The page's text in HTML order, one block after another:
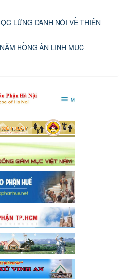
LỪNG DANH NÓI VỀ THIÊN
HỒNG ÂN LINH MỤC